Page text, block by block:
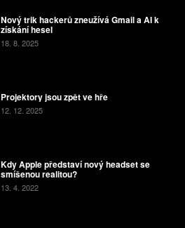
Nový trik hackerů zneužívá Gmail a AI k
získání hesel
18. 8. 2025
Projektory jsou zpět ve hře
12. 12. 2025
Kdy Apple představí nový headset se
smíšenou realitou?
13. 4. 2022